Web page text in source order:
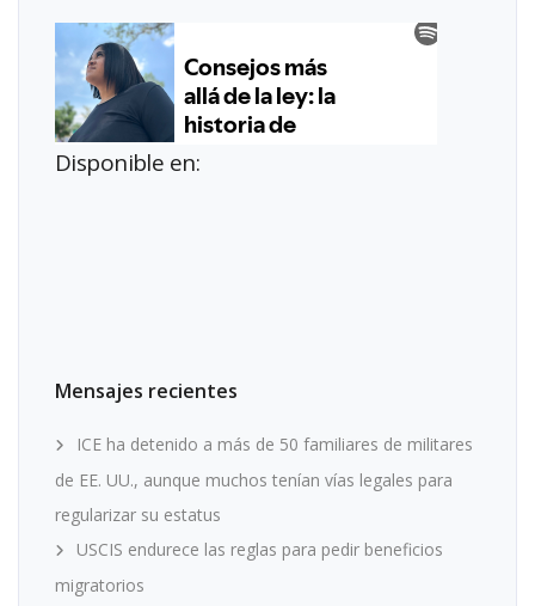
Disponible en:
Mensajes recientes
ICE ha detenido a más de 50 familiares de militares
de EE. UU., aunque muchos tenían vías legales para
regularizar su estatus
USCIS endurece las reglas para pedir beneficios
migratorios